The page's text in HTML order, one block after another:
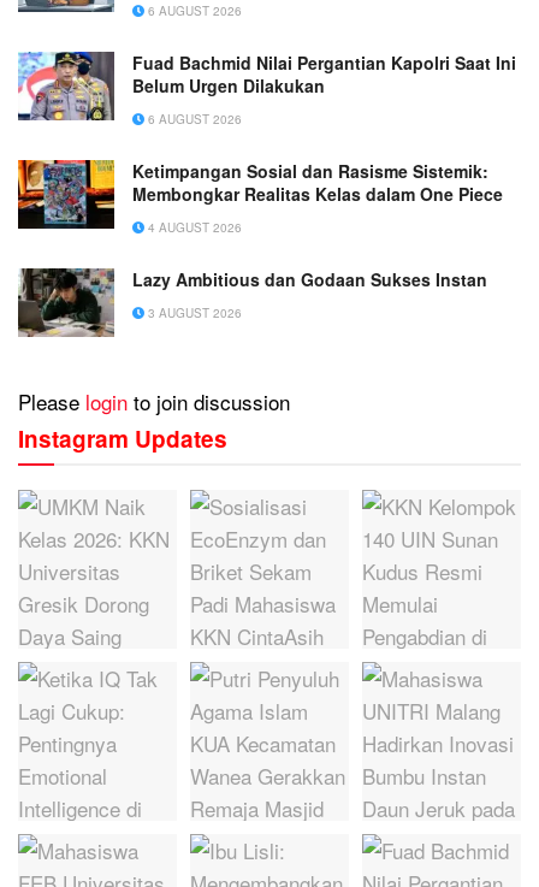
6 AUGUST 2026
Fuad Bachmid Nilai Pergantian Kapolri Saat Ini
Belum Urgen Dilakukan
6 AUGUST 2026
Ketimpangan Sosial dan Rasisme Sistemik:
Membongkar Realitas Kelas dalam One Piece
4 AUGUST 2026
Lazy Ambitious dan Godaan Sukses Instan
3 AUGUST 2026
Please login to join discussion
Instagram Updates